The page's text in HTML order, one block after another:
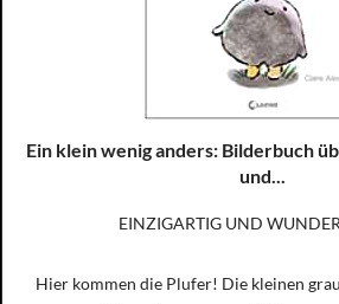
Ein klein wenig anders: Bilderbuch
und...
EINZIGARTIG UND
Hier kommen die Plufer! Die kleinen